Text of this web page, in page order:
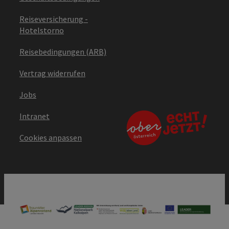
Reiseversicherung -
Hotelstorno
Reisebedingungen (ARB)
Vertrag widerrufen
Jobs
Intranet
Cookies anpassen